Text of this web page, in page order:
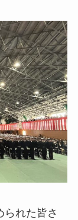
れた皆さ